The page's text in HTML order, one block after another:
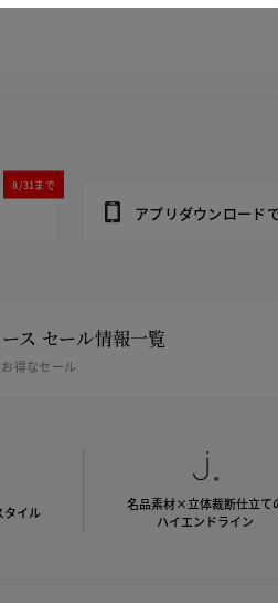
8/31まで
アプリダウンロード
ス セール情報一覧
得なセール
タイル
名品素材×立体裁断仕立て
ハイエンドライン